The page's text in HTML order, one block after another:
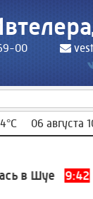
00
°C 06 августа
Шуе 9:42 На